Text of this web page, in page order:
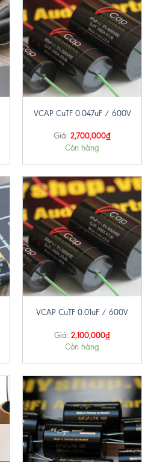
VCAP CuTF 0.047uF / 600V
Giá: 2,700,000₫
Còn hàng
VCAP CuTF 0.01uF / 600V
Giá: 2,100,000₫
Còn hàng